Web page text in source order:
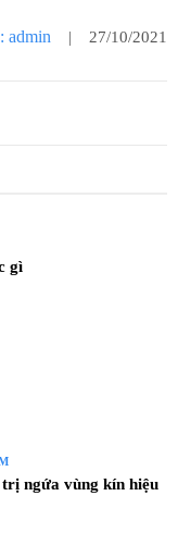
admin | 27/10/2021
gì
ngứa vùng kín hiệu